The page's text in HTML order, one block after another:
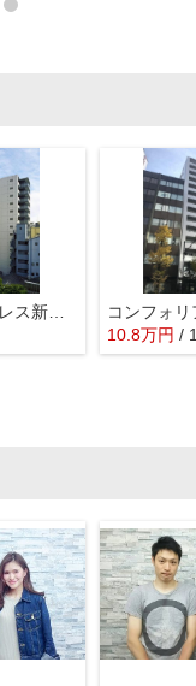
ファインアドレス新御徒町
コンフォ
10.8万円 /